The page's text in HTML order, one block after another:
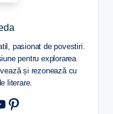
pasionat de povestiri.
pentru explorarea
și rezonează cu
literare.
Pinterest